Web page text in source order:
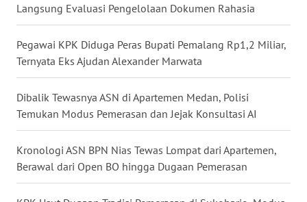
Langsung Evaluasi Pengelolaan Dokumen Rahasia
Pegawai KPK Diduga Peras Bupati Pemalang Rp1,2 Miliar,
Ternyata Eks Ajudan Alexander Marwata
Dibalik Tewasnya ASN di Apartemen Medan, Polisi
Temukan Modus Pemerasan dan Jejak Konsultasi AI
Kronologi ASN BPN Nias Tewas Lompat dari Apartemen,
Berawal dari Open BO hingga Dugaan Pemerasan
WN
WN
BENGKULU
WN
LAMPUNG
WN
JATENG